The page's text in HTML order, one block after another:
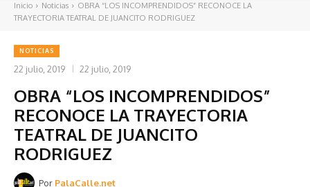
Inicio Noticias
OBRA “LOS INCOMPRENDIDOS” RECONOCE LA
TRAYECTORIA TEATRAL DE JUANCITO RODRIGUEZ
NOTICIAS
22 julio, 2019 22 julio, 2019
OBRA “LOS INCOMPRENDIDOS”
RECONOCE LA TRAYECTORIA
TEATRAL DE JUANCITO
RODRIGUEZ
Por PalaCalle.net